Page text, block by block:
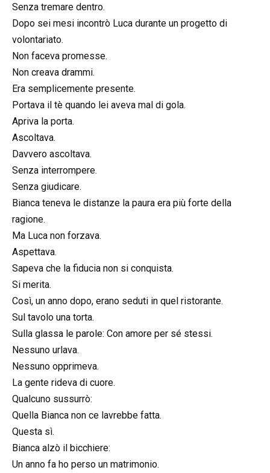
Senza tremare dentro.
Dopo sei mesi incontrò Luca durante un progetto di
volontariato.
Non faceva promesse.
Non creava drammi.
Era semplicemente presente.
Portava il tè quando lei aveva mal di gola.
Apriva la porta.
Ascoltava.
Davvero ascoltava.
Senza interrompere.
Senza giudicare.
Bianca teneva le distanze la paura era più forte della
ragione.
Ma Luca non forzava.
Aspettava.
Sapeva che la fiducia non si conquista.
Si merita.
Così, un anno dopo, erano seduti in quel ristorante.
Sul tavolo una torta.
Sulla glassa le parole: Con amore per sé stessi.
Nessuno urlava.
Nessuno opprimeva.
La gente rideva di cuore.
Qualcuno sussurrò:
Quella Bianca non ce lavrebbe fatta.
Questa sì.
Bianca alzò il bicchiere:
Un anno fa ho perso un matrimonio.